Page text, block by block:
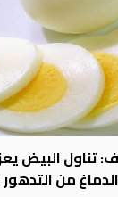
تناول البيض
من التدهور